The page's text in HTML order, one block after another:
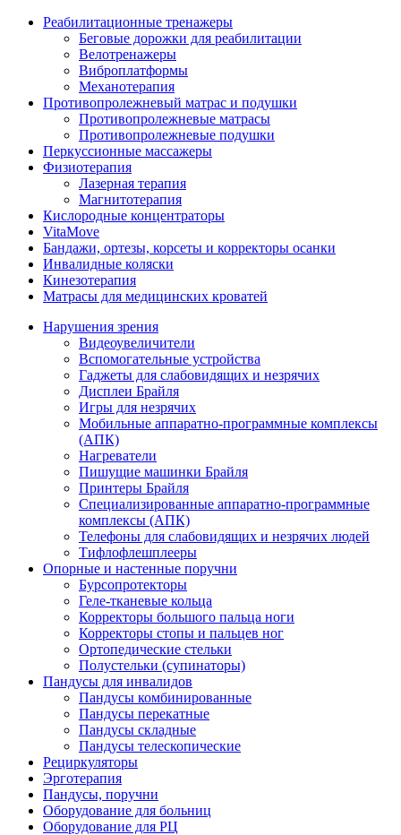
Реабилитационные тренажеры
Беговые дорожки для реабилитации
Велотренажеры
Виброплатформы
Механотерапия
Противопролежневый матрас и подушки
Противопролежневые матрасы
Противопролежневые подушки
Перкуссионные массажеры
Физиотерапия
Лазерная терапия
Магнитотерапия
Кислородные концентраторы
VitaMove
Бандажи, ортезы, корсеты и корректоры осанки
Инвалидные коляски
Кинезотерапия
Матрасы для медицинских кроватей
Нарушения зрения
Видеоувеличители
Вспомогательные устройства
Гаджеты для слабовидящих и незрячих
Дисплеи Брайля
Игры для незрячих
Мобильные аппаратно-программные комплексы
(АПК)
Нагреватели
Пишущие машинки Брайля
Принтеры Брайля
Специализированные аппаратно-программные
комплексы (АПК)
Телефоны для слабовидящих и незрячих людей
Тифлофлешплееры
Опорные и настенные поручни
Бурсопротекторы
Геле-тканевые кольца
Корректоры большого пальца ноги
Корректоры стопы и пальцев ног
Ортопедические стельки
Полустельки (супинаторы)
Пандусы для инвалидов
Пандусы комбинированные
Пандусы перекатные
Пандусы складные
Пандусы телескопические
Рециркуляторы
Эрготерапия
Пандусы, поручни
Оборудование для больниц
Оборудование для РЦ